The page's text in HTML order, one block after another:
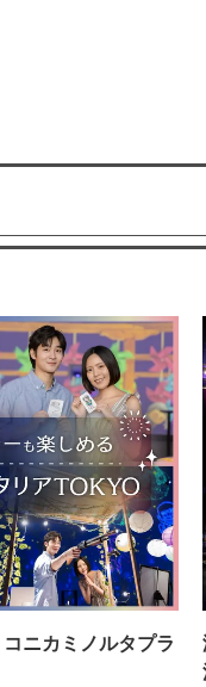
ニカミノルタプラ